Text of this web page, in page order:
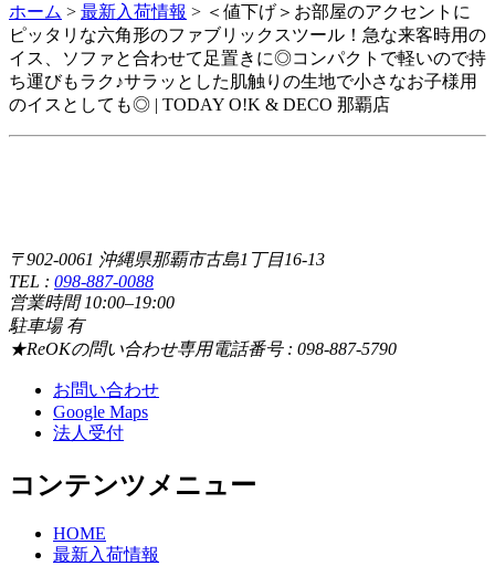
ホーム > 最新入荷情報 > ＜値下げ＞お部屋のアクセントに
ピッタリな六角形のファブリックスツール！急な来客時用の
イス、ソファと合わせて足置きに◎コンパクトで軽いので持
ち運びもラク♪サラッとした肌触りの生地で小さなお子様用
のイスとしても◎ | TODAY O!K & DECO 那覇店
〒902-0061 沖縄県那覇市古島1丁目16-13
TEL : 098-887-0088
営業時間 10:00–19:00
駐車場 有
★ReOKの問い合わせ専用電話番号 : 098-887-5790
お問い合わせ
Google Maps
法人受付
コンテンツメニュー
HOME
最新入荷情報